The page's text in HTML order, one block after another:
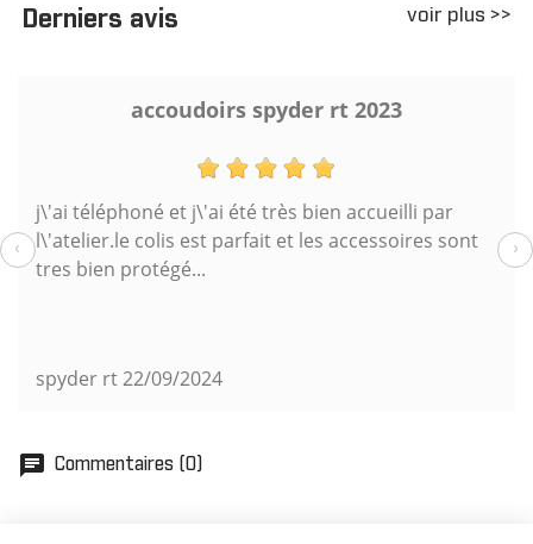
Derniers avis voir plus >>
accoudoirs spyder rt 2023
j\'ai téléphoné et j\'ai été très bien accueilli par
l\'atelier.le colis est parfait et les accessoires sont
tres bien protégé...
spyder rt22/09/2024
‹ ›
chat Commentaires (0)